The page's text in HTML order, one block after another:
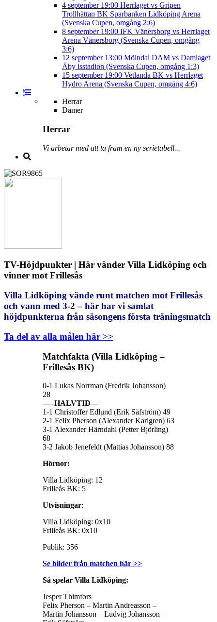
4 september 19:00 Herrlaget vs Gripen
Trollhättan BK Sparbanken Lidköping Arena
(Svenska Cupen, omgång 2:6)
8 september 19:00 IFK Vänersborg vs Herrlaget
Arena Vänersborg (Svenska Cupen, omgång
3:6)
12 september 13:00 Mölndal DAM vs Damlaget
Åby isstadion (Svenska Cupen, omgång 1:3)
15 september 19:00 Vetlanda BK vs Herrlaget
Hydro Arena (Svenska Cupen, omgång 4:6)
Herrar
Damer
Herrar
Vi arbetar med att ta fram en ny serietabell...
TV-Höjdpunkter | Här vänder Villa Lidköping och
vinner mot Frillesås
Villa Lidköping vände runt matchen mot Frillesås
och vann med 3-2 – här har vi samlat
höjdpunkterna från säsongens första träningsmatch
Ta del av alla målen här >>
Matchfakta (Villa Lidköping –
Frillesås BK)
0-1 Lukas Norrman (Fredrik Johansson)
28
—–HALVTID—
1-1 Christoffer Edlund (Erik Säfström) 49
2-1 Felix Pherson (Alexander Karlgren) 63
3-1 Alexander Härndahl (Petter Björling)
68
3-2 Jakob Jenefeldt (Mattias Johansson) 88
Hörnor:
Villa Lidköping: 12
Frilleås BK: 5
Utvisningar:
Villa Lidköping: 0x10
Frilleås BK: 0x10
Publik: 356
Se bilder från matchen här >>
Så spelar Villa Lidköping:
Jesper Thimfors
Felix Pherson – Martin Andreasson –
Martin Johansson – Ludvig Johansson –